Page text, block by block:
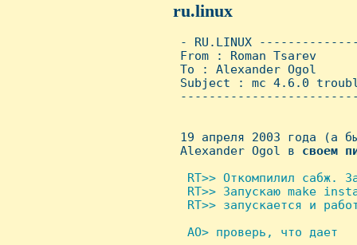
ru.linux
- RU.LINUX
From : Roman Tsarev
To : Alexander Ogol
Subject : mc 4.6.0
19 апреля 2003 года (а
Alexander Ogol в своем
RT>> Откомпилил сабж.
RT>> Запускаю make
RT>> запускается и
AO> проверь, что дает